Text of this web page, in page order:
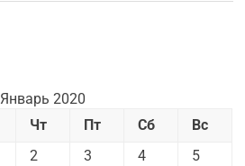
Январь 2020
Чт Пт Сб
Вс
2 3 4
5